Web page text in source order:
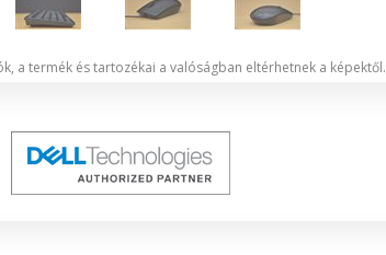
a termék és tartozékai a valóságban eltérhetnek a képektől.